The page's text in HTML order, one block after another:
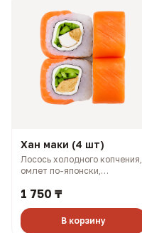
Хан маки (4 шт)
Лосось холодного копчения,
омлет по-японски,
гр, 234 ккал)
1 750 ₸
В корзину